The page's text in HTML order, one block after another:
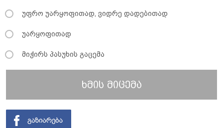
უფრო უარყოფითად, ვიდრე დადებითად
უარყოფითად
მიჭირს პასუხის გაცემა
ხმის მიცემა